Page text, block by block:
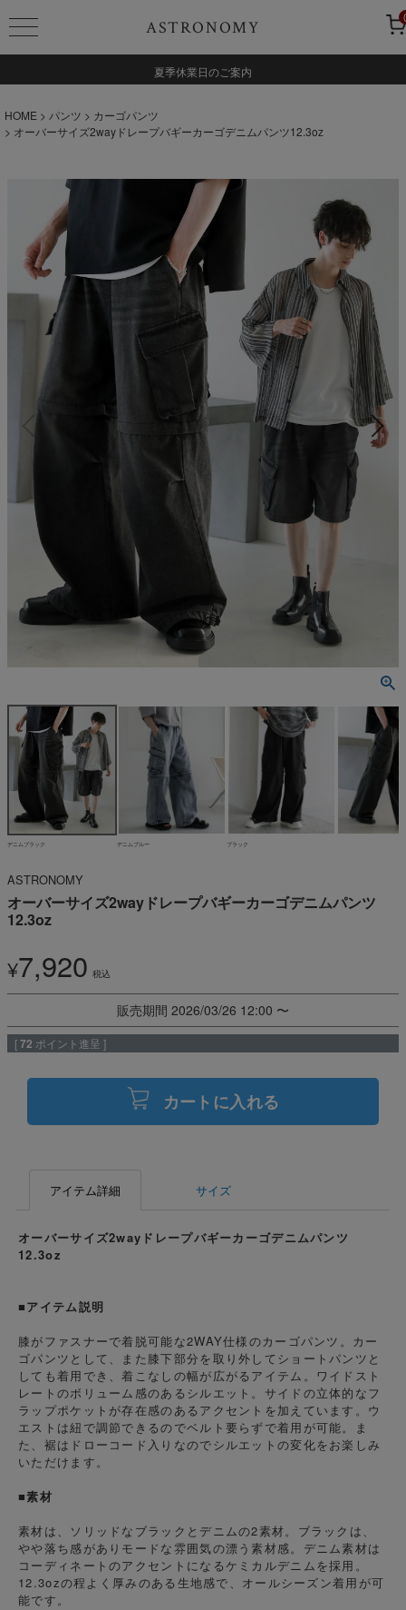
ASTRONOMY
夏季休業日のご案内
HOME パンツ
カーゴパンツ
オーバーサイズ2wayドレープバギーカーゴデニムパンツ12.3oz
デニムブラック デニムブルー ブラック
ASTRONOMY
オーバーサイズ2wayドレープバギーカーゴデニムパンツ
12.3oz
¥7,920 税込
販売期間 2026/03/26 12:00 〜
[72 ポイント進呈 ]
カートに入れる
アイテム詳細 サイズ
オーバーサイズ2wayドレープバギーカーゴデニムパンツ
12.3oz
■アイテム説明
膝がファスナーで着脱可能な2WAY仕様のカーゴパンツ。カー
ゴパンツとして、また膝下部分を取り外してショートパンツと
しても着用でき、着こなしの幅が広がるアイテム。ワイドスト
レートのボリューム感のあるシルエット。サイドの立体的なフ
ラップポケットが存在感のあるアクセントを加えています。ウ
エストは紐で調節できるのでベルト要らずで着用が可能。ま
た、裾はドローコード入りなのでシルエットの変化をお楽しみ
いただけます。
■素材
素材は、ソリッドなブラックとデニムの2素材。ブラックは、
やや落ち感がありモードな雰囲気の漂う素材感。デニム素材は
コーディネートのアクセントになるケミカルデニムを採用。
12.3ozの程よく厚みのある生地感で、オールシーズン着用が可
能です。